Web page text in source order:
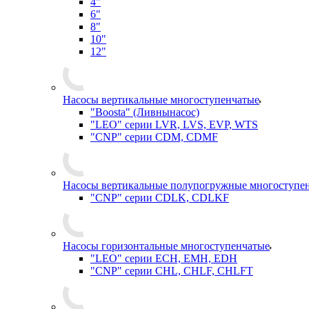
6"
8"
10"
12"
Насосы вертикальные многоступенчатые
"Boosta" (Ливнынасос)
"LEO" серии LVR, LVS, EVP, WTS
"CNP" серии CDM, CDMF
Насосы вертикальные полупогружные
"CNP" серии CDLK, CDLKF
Насосы горизонтальные многоступенчатые
"LEO" серии ECH, EMH, EDH
"CNP" серии CHL, CHLF, CHLFT